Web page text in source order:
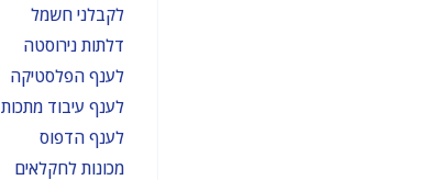
לקבלני חשמל
דלתות נירוסטה
לענף הפלסטיקה
לענף עיבוד מתכות
לענף הדפוס
מכונות לחקלאים